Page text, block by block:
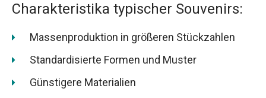
Charakteristika typischer Souvenirs:
Massenproduktion in größeren Stückzahlen
Standardisierte Formen und Muster
Günstigere Materialien